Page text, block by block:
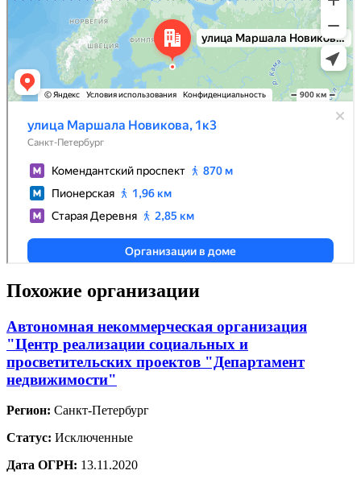
Похожие организации
Автономная некоммерческая организация
"Центр реализации социальных и
просветительских проектов "Департамент
недвижимости"
Регион: Санкт-Петербург
Статус: Исключенные
Дата ОГРН: 13.11.2020